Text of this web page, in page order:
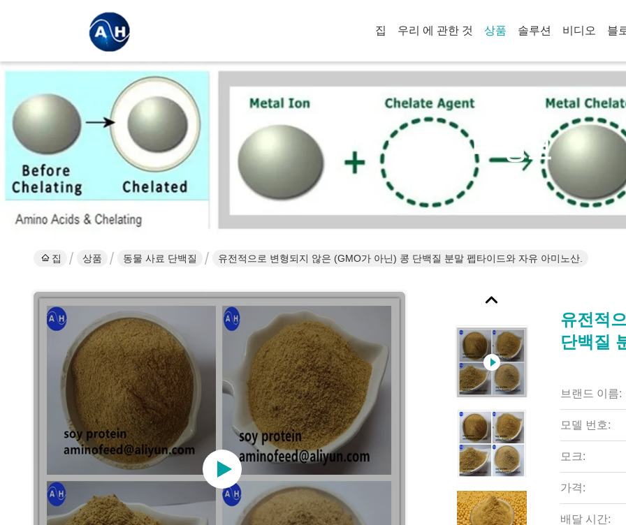
집 우리 에 관한 것 상품 솔루션 비디오 블
제품 세부 정보
집 상품 동물 사료 단백질 유전적으로 변형되지 않은 (GMO가 아닌) 콩 단백질 분말 펩타이드와 자유 아미노산.
유전적
단백질
브랜드 이름:
모델 번호:
모크:
가격:
배달 시간: